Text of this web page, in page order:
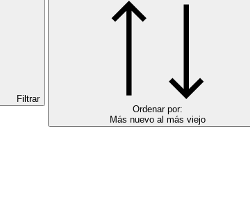
Filtrar
Ordenar por:
Más nuevo al más viejo